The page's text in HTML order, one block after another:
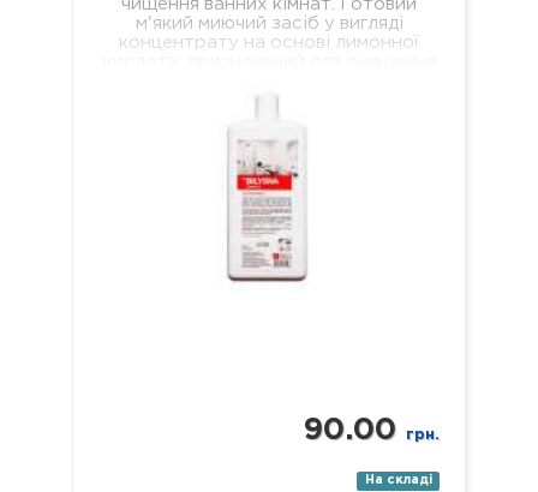
чищення ванних кімнат. Готовий
м'який миючий засіб у вигляді
концентрату на основі лимонної
90.00 грн.
На складі